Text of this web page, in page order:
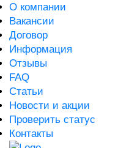
О компании
Вакансии
Договор
Информация
Отзывы
FAQ
Статьи
Новости и акции
Проверить статус
Контакты